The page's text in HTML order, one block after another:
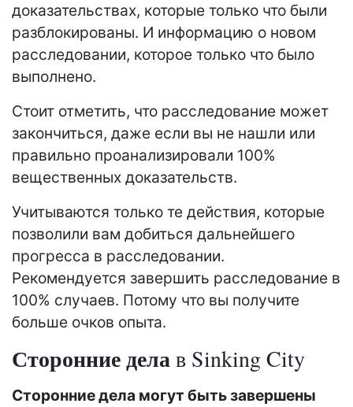
доказательствах, которые только что были
разблокированы. И информацию о новом
расследовании, которое только что было
выполнено.
Стоит отметить, что расследование может
закончиться, даже если вы не нашли или
правильно проанализировали 100%
вещественных доказательств.
Учитываются только те действия, которые
позволили вам добиться дальнейшего
прогресса в расследовании.
Рекомендуется завершить расследование в
100% случаев. Потому что вы получите
больше очков опыта.
Сторонние делав Sinking City
Сторонние дела могут быть завершены